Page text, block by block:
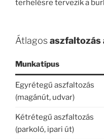
terhelésre tervezik a
Átlagosaszfaltozás
Munkatípus
Egyrétegű aszfaltozás
(magánút, udvar)
Kétrétegű aszfaltozás
(parkoló, ipari út)